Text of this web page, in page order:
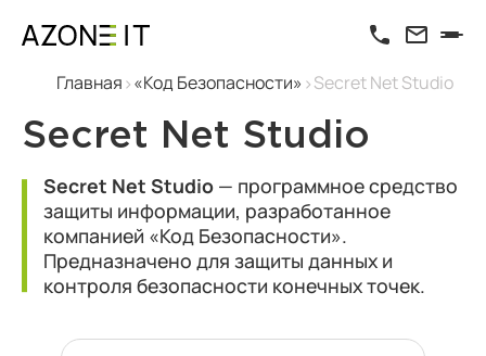
Главная «Код Безопасности» Secret Net Studio
Secret Net Studio
Secret Net Studio — программное средство
защиты информации, разработанное
компанией «Код Безопасности».
Предназначено для защиты данных и
контроля безопасности конечных точек.